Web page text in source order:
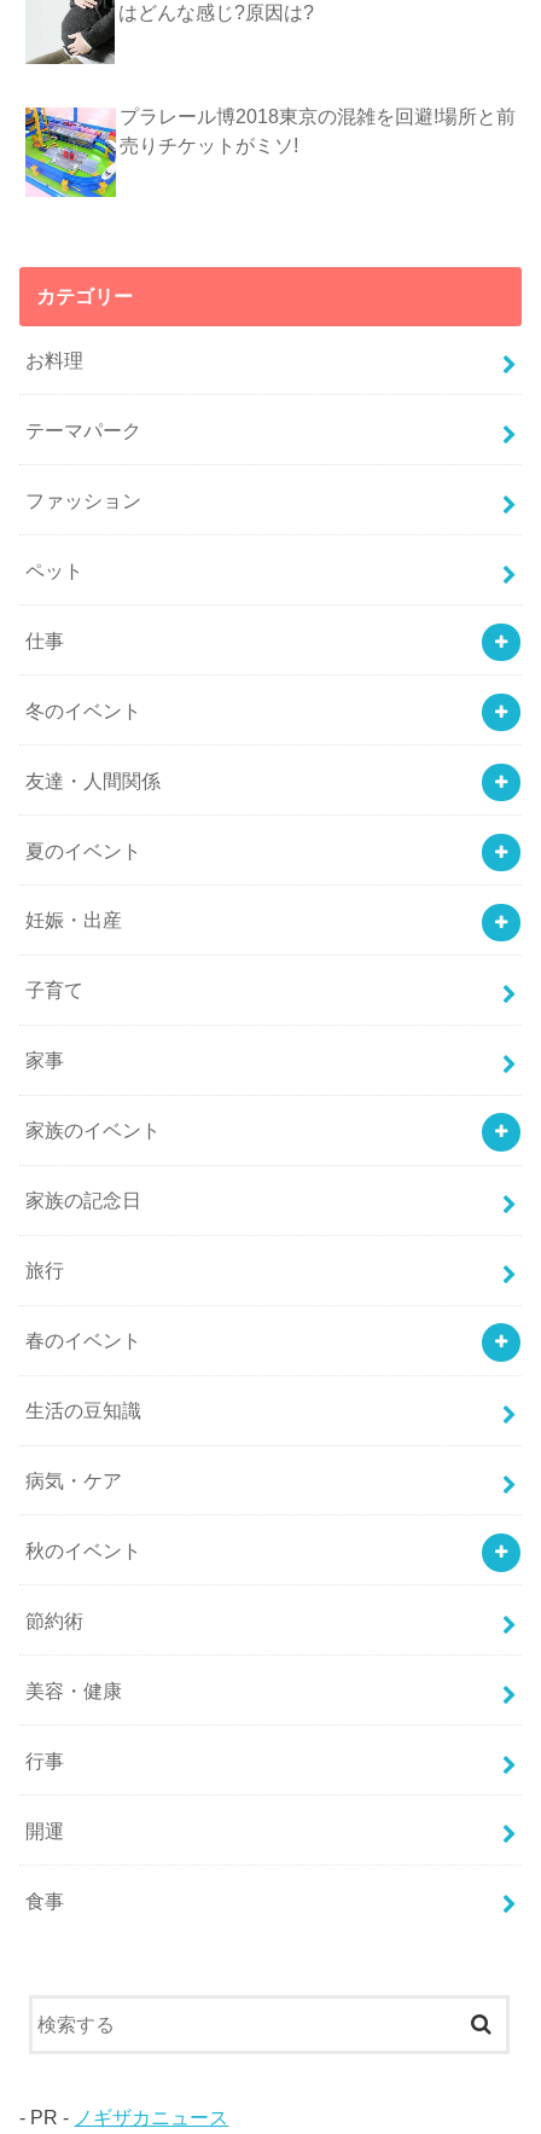
はどんな感じ?原因は?
プラレール博2018東京の混雑を回避!場所と前
売りチケットがミソ!
カテゴリー
お料理
テーマパーク
ファッション
ペット
仕事
冬のイベント
友達・人間関係
夏のイベント
妊娠・出産
子育て
家事
家族のイベント
家族の記念日
旅行
春のイベント
生活の豆知識
病気・ケア
秋のイベント
節約術
美容・健康
行事
開運
食事
- PR - ノギザカニュース